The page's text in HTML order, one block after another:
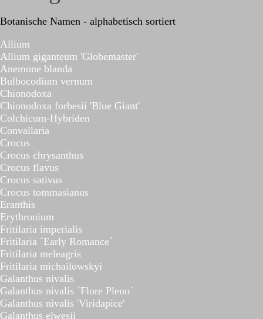
Botanische Namen - alphabetisch sortiert
Allium
Allium giganteum 'Globemaster'
Anemone blanda
Bulbocodium vernum
Chionodoxa
Chionodoxa forbesii 'Blue Giant'
Colchicum-Hybriden
Convallaria
Crocus
Crocus chrysanthus
Crocus flavus
Crocus sativus
Crocus tommasianus
Eranthis
Erythronium
Fritilaria imperialis
Fritilaria ´Early Romance´
Fritilaria meleagris
Fritilaria michailowskyi
Galanthus nivalis
Galanthus nivalis ´Flore Pleno´
Galanthus nivalis 'Viridapice'
Galanthus elwesii